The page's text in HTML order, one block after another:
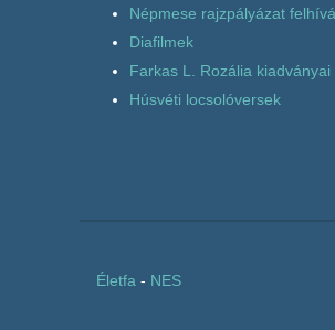
Népmese rajzpályázat
Diafilmek
Farkas L. Rozália kiadványai
Húsvéti locsolóversek
Életfa - NES